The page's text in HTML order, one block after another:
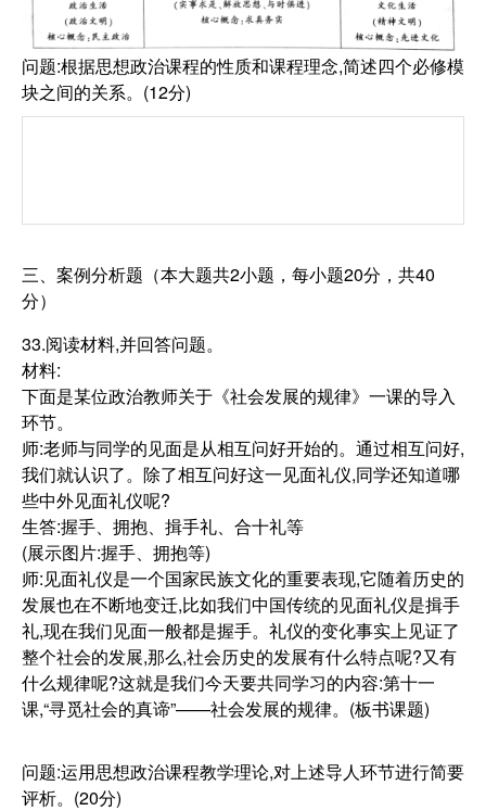
问题:根据思想政治课程的性质和课程理念,简述四个必修模
块之间的关系。(12分)
三、案例分析题（本大题共2小题，每小题20分，共40
分）
33.阅读材料,并回答问题。
材料:
下面是某位政治教师关于《社会发展的规律》一课的导入
环节。
师:老师与同学的见面是从相互问好开始的。通过相互问好,
我们就认识了。除了相互问好这一见面礼仪,同学还知道哪
些中外见面礼仪呢?
生答:握手、拥抱、揖手礼、合十礼等
(展示图片:握手、拥抱等)
师:见面礼仪是一个国家民族文化的重要表现,它随着历史的
发展也在不断地变迁,比如我们中国传统的见面礼仪是揖手
礼,现在我们见面一般都是握手。礼仪的变化事实上见证了
整个社会的发展,那么,社会历史的发展有什么特点呢?又有
什么规律呢?这就是我们今天要共同学习的内容:第十一
课,“寻觅社会的真谛”——社会发展的规律。(板书课题)
问题:运用思想政治课程教学理论,对上述导人环节进行简要
评析。(20分)